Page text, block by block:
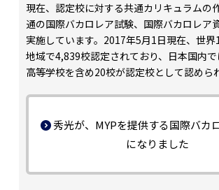
現在、認定校に対する共通カリキュラムの
通の国際バカロレア試験、国際バカロレア
実施しています。2017年5月1日現在、世界
地域で4,839校認定されており、日本国内
高等学校を含め20校が認定校として認めら
秀光が、MYPを提供する国際バカ
になりました